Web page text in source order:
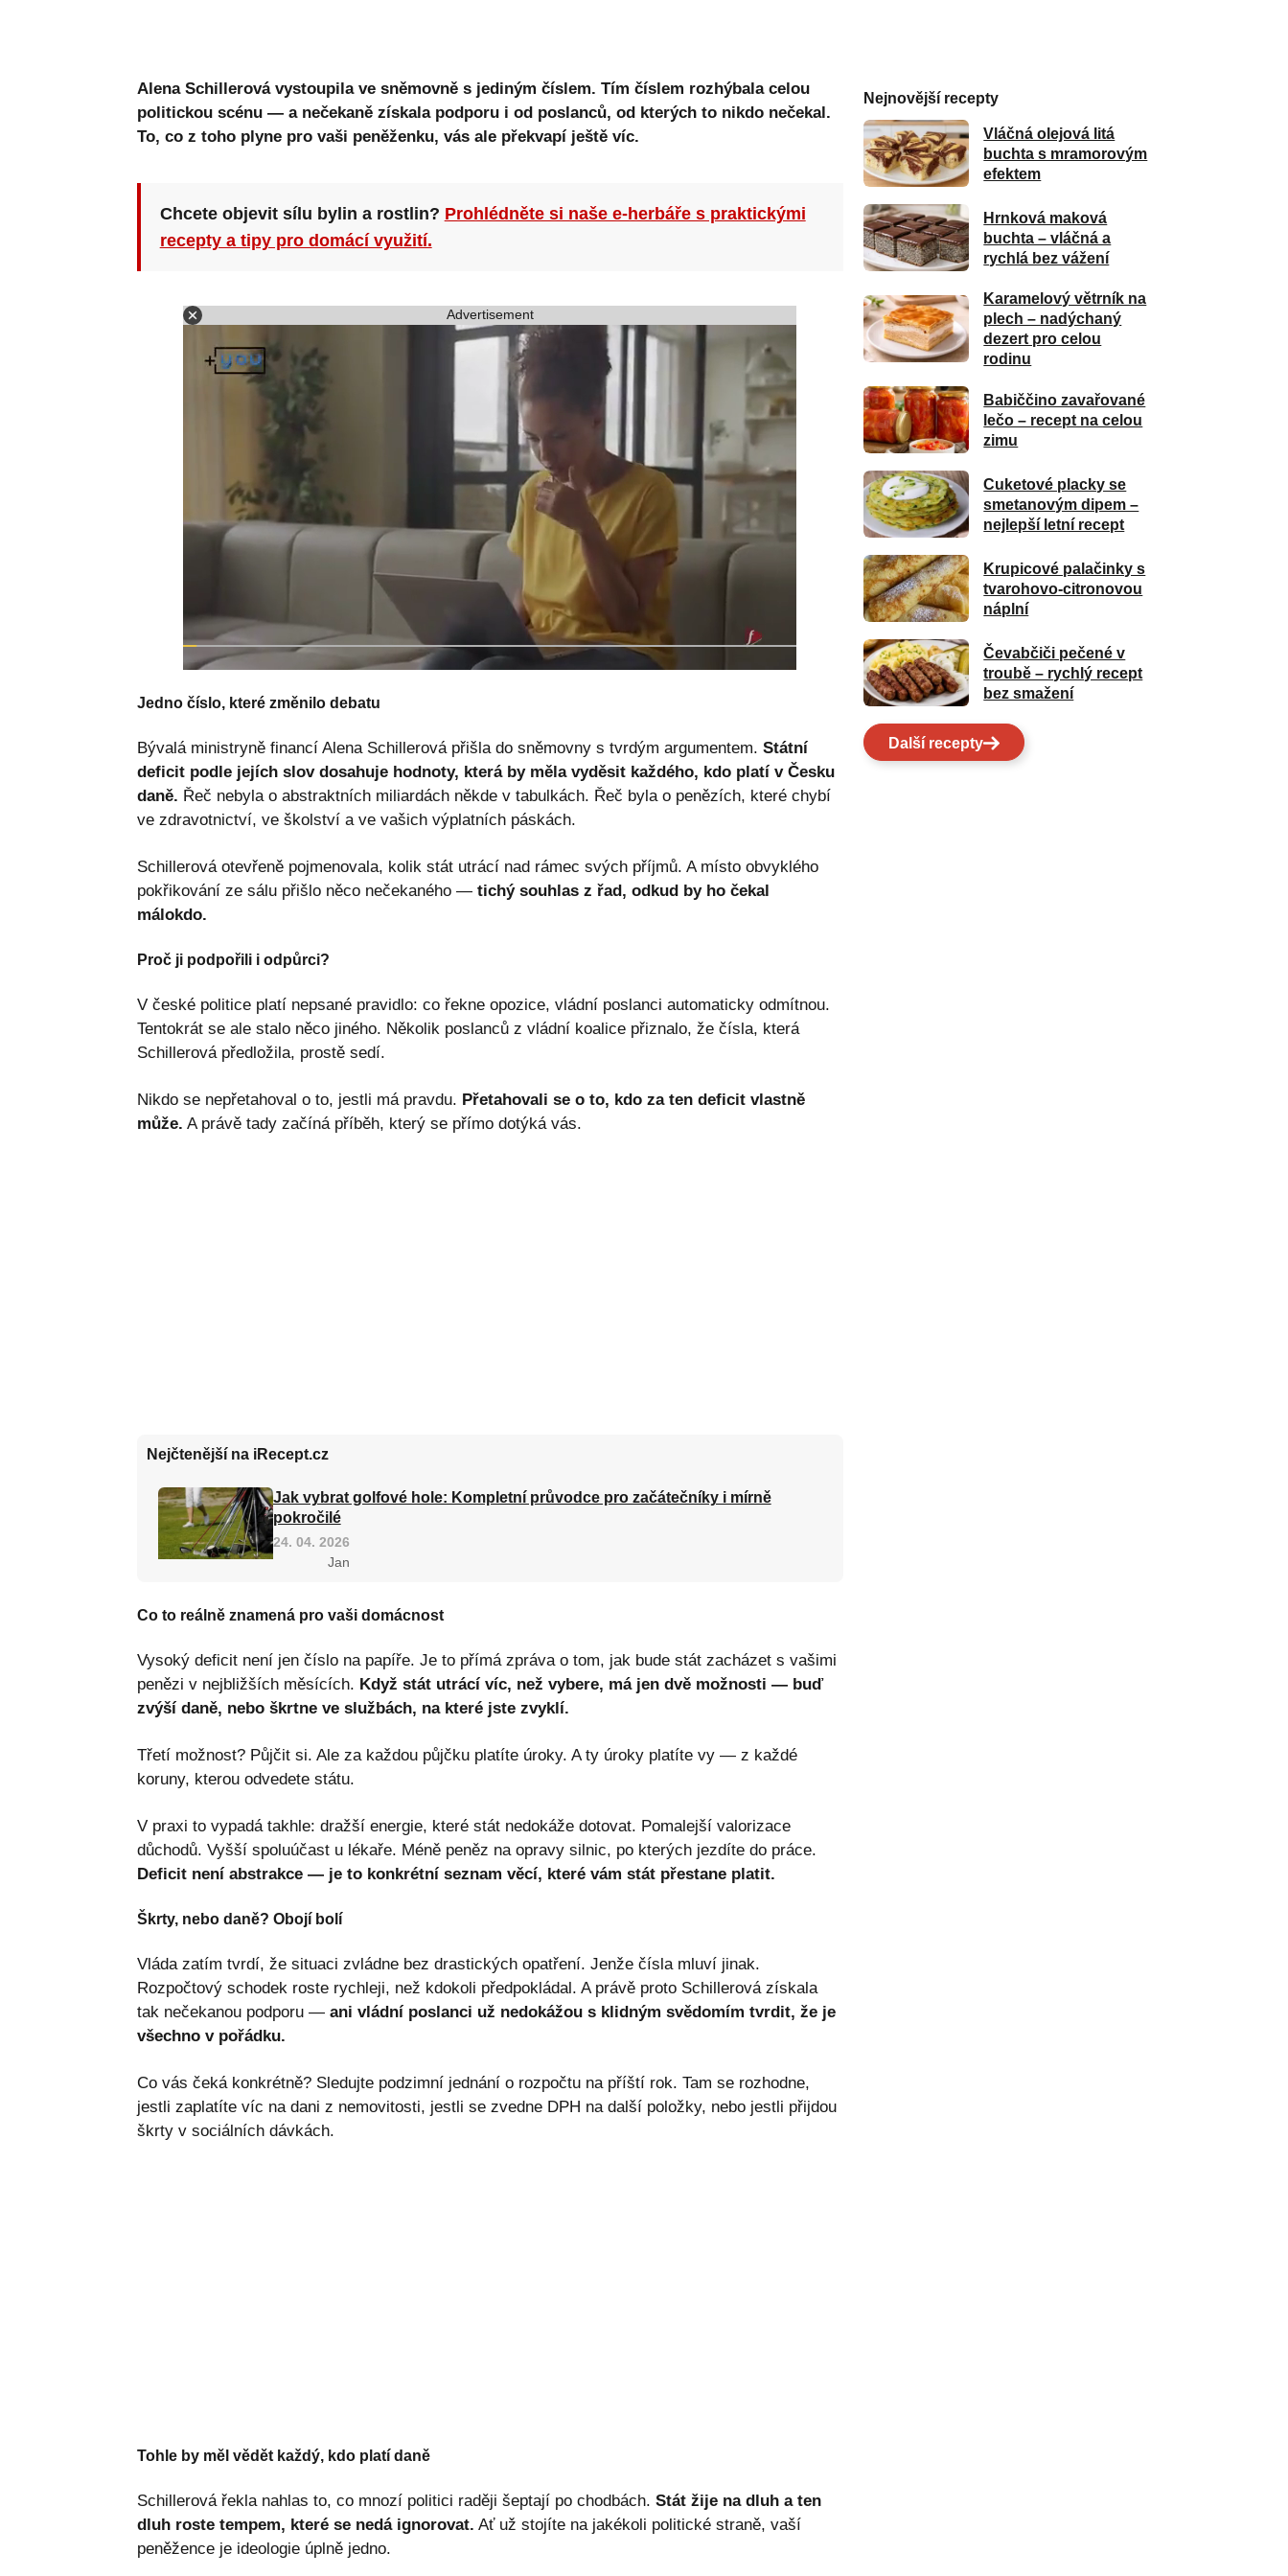
Alena Schillerová vystoupila ve sněmovně s jediným číslem. Tím číslem rozhýbala celou
politickou scénu — a nečekaně získala podporu i od poslanců, od kterých to nikdo nečekal.
To, co z toho plyne pro vaši peněženku, vás ale překvapí ještě víc.
Chcete objevit sílu bylin a rostlin? Prohlédněte si naše e-herbáře s praktickými
recepty a tipy pro domácí využití.
Advertisement
Jedno číslo, které změnilo debatu
Bývalá ministryně financí Alena Schillerová přišla do sněmovny s tvrdým argumentem. Státní
deficit podle jejích slov dosahuje hodnoty, která by měla vyděsit každého, kdo platí v Česku
daně. Řeč nebyla o abstraktních miliardách někde v tabulkách. Řeč byla o penězích, které chybí
ve zdravotnictví, ve školství a ve vašich výplatních páskách.
Schillerová otevřeně pojmenovala, kolik stát utrácí nad rámec svých příjmů. A místo obvyklého
pokřikování ze sálu přišlo něco nečekaného — tichý souhlas z řad, odkud by ho čekal
málokdo.
Proč ji podpořili i odpůrci?
V české politice platí nepsané pravidlo: co řekne opozice, vládní poslanci automaticky odmítnou.
Tentokrát se ale stalo něco jiného. Několik poslanců z vládní koalice přiznalo, že čísla, která
Schillerová předložila, prostě sedí.
Nikdo se nepřetahoval o to, jestli má pravdu. Přetahovali se o to, kdo za ten deficit vlastně
může. A právě tady začíná příběh, který se přímo dotýká vás.
Nejčtenější na iRecept.cz
Jak vybrat golfové hole: Kompletní průvodce pro začátečníky i mírně
pokročilé
24. 04. 2026
Jan
Co to reálně znamená pro vaši domácnost
Vysoký deficit není jen číslo na papíře. Je to přímá zpráva o tom, jak bude stát zacházet s vašimi
penězi v nejbližších měsících. Když stát utrácí víc, než vybere, má jen dvě možnosti — buď
zvýší daně, nebo škrtne ve službách, na které jste zvyklí.
Třetí možnost? Půjčit si. Ale za každou půjčku platíte úroky. A ty úroky platíte vy — z každé
koruny, kterou odvedete státu.
V praxi to vypadá takhle: dražší energie, které stát nedokáže dotovat. Pomalejší valorizace
důchodů. Vyšší spoluúčast u lékaře. Méně peněz na opravy silnic, po kterých jezdíte do práce.
Deficit není abstrakce — je to konkrétní seznam věcí, které vám stát přestane platit.
Škrty, nebo daně? Obojí bolí
Vláda zatím tvrdí, že situaci zvládne bez drastických opatření. Jenže čísla mluví jinak.
Rozpočtový schodek roste rychleji, než kdokoli předpokládal. A právě proto Schillerová získala
tak nečekanou podporu — ani vládní poslanci už nedokážou s klidným svědomím tvrdit, že je
všechno v pořádku.
Co vás čeká konkrétně? Sledujte podzimní jednání o rozpočtu na příští rok. Tam se rozhodne,
jestli zaplatíte víc na dani z nemovitosti, jestli se zvedne DPH na další položky, nebo jestli přijdou
škrty v sociálních dávkách.
Tohle by měl vědět každý, kdo platí daně
Schillerová řekla nahlas to, co mnozí politici raději šeptají po chodbách. Stát žije na dluh a ten
dluh roste tempem, které se nedá ignorovat. Ať už stojíte na jakékoli politické straně, vaší
peněžence je ideologie úplně jedno.
Nejnovější recepty
Vláčná olejová litá
buchta s mramorovým
efektem
Hrnková maková
buchta – vláčná a
rychlá bez vážení
Karamelový větrník na
plech – nadýchaný
dezert pro celou
rodinu
Babiččino zavařované
lečo – recept na celou
zimu
Cuketové placky se
smetanovým dipem –
nejlepší letní recept
Krupicové palačinky s
tvarohovo-citronovou
náplní
Čevabčiči pečené v
troubě – rychlý recept
bez smažení
Další recepty